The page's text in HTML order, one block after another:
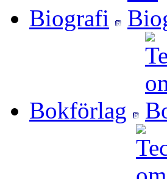
Biografi
Bokförlag